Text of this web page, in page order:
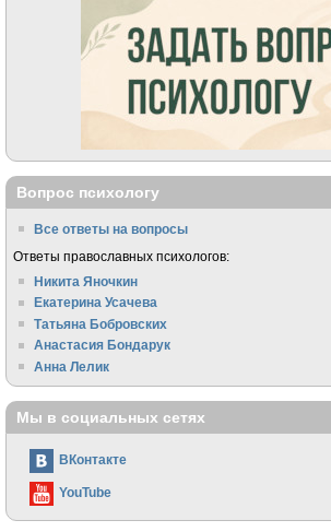
Вопрос психологу
Все ответы на вопросы
Ответы православных психологов:
Никита Яночкин
Екатерина Усачева
Татьяна Бобровских
Анастасия Бондарук
Анна Лелик
Мы в социальных сетях
ВКонтакте
YouTube